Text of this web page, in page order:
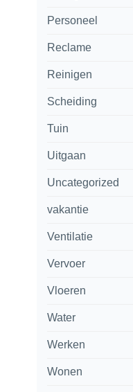
Personeel
Reclame
Reinigen
Scheiding
Tuin
Uitgaan
Uncategorized
vakantie
Ventilatie
Vervoer
Vloeren
Water
Werken
Wonen